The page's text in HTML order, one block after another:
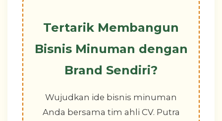
Tertarik Membangun
Bisnis Minuman dengan
Brand Sendiri?
Wujudkan ide bisnis minuman
Anda bersama tim ahli CV. Putra